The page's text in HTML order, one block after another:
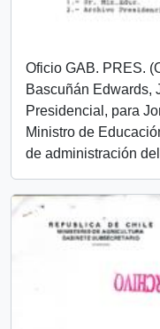
Oficio GAB. PRES.
Bascuñán Edwards,
Presidencial, para
Ministro de
de administración